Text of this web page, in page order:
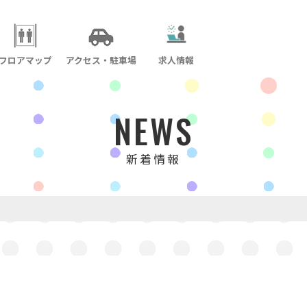
ロアマップ アクセス・駐車場 求人情報
NEWS
新着情報